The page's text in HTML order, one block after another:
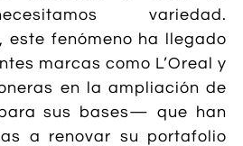
variedad.
este fenómeno ha llegado
marcas como L’Oreal y
en la ampliación de
sus bases— que han
a renovar su portafolio